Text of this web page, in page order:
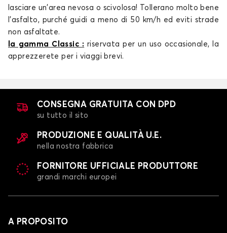
lasciare un'area nevosa o scivolosa! Tollerano molto bene
l'asfalto, purché guidi a meno di 50 km/h ed eviti strade
non asfaltate.
la gamma Classic : riservata per un uso occasionale, la
apprezzerete per i viaggi brevi.
CONSEGNA GRATUITA CON DPD
su tutto il sito
PRODUZIONE E QUALITÀ U.E.
nella nostra fabbrica
FORNITORE UFFICIALE PRODUTTORE
grandi marchi europei
A PROPOSITO